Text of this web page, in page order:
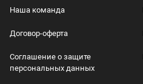
Наша команда
Договор-оферта
Соглашение о защите
персональных данных